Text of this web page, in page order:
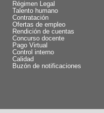
Régimen Legal
Talento humano
Contratación
Ofertas de empleo
Rendición de cuentas
Concurso docente
Pago Virtual
Control interno
Calidad
Buzón de notificaciones